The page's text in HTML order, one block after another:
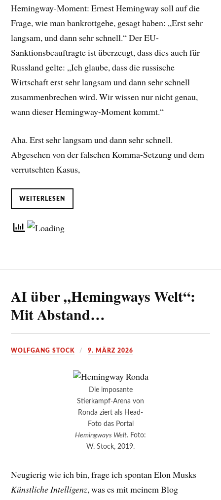
Hemingway-Moment: Ernest Hemingway soll auf die
Frage, wie man bankrottgehe, gesagt haben: „Erst sehr
langsam, und dann sehr schnell.“ Der EU-
Sanktionsbeauftragte ist überzeugt, dass dies auch für
Russland gelte: „Ich glaube, dass die russische
Wirtschaft erst sehr langsam und dann sehr schnell
zusammenbrechen wird. Wir wissen nur nicht genau,
wann dieser Hemingway-Moment kommt.“
Aha. Erst sehr langsam und dann sehr schnell.
Abgesehen von der falschen Komma-Setzung und dem
verrutschten Kasus,
WEITERLESEN
AI über „Hemingways Welt“:
Mit Abstand…
WOLFGANG STOCK 9. MÄRZ 2026
Die imposante
Stierkampf-Arena von
Ronda ziert als Head-
Foto das Portal
Hemingways Welt. Foto:
W. Stock, 2019.
Neugierig wie ich bin, frage ich spontan Elon Musks
Künstliche Intelligenz, was es mit meinem Blog